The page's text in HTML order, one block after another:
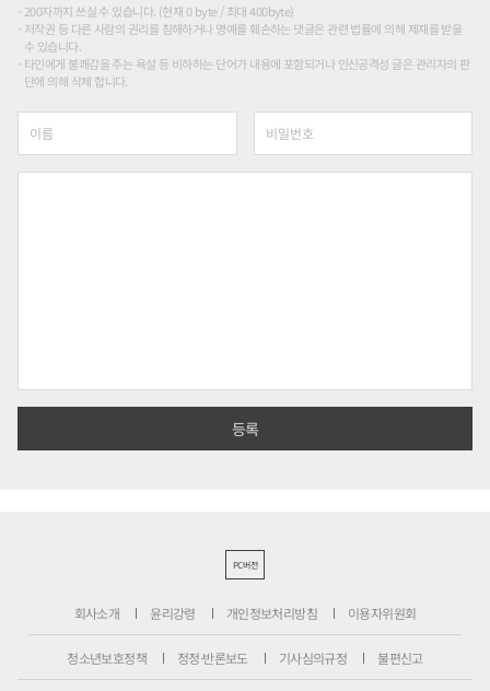
200자까지 쓰실 수 있습니다. (현재 0 byte / 최대 400byte)
저작권 등 다른 사람의 권리를 침해하거나 명예를 훼손하는 댓글은 관련 법률에 의해 제재를 받을
수 있습니다.
타인에게 불쾌감을 주는 욕설 등 비하하는 단어가 내용에 포함되거나 인신공격성 글은 관리자의 판
단에 의해 삭제 합니다.
PC버전
회사소개 윤리강령 개인정보처리방침 이용자위원회
청소년보호정책 정정·반론보도 기사심의규정 불편신고